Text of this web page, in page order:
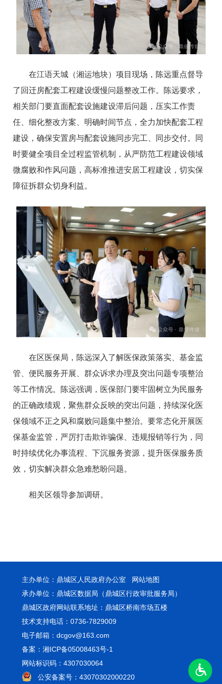
在江语天城（湘运地块）项目现场，陈远重点督导
了回迁房配套工程建设缓慢问题整改工作。陈远要求，
相关部门要直面配套设施建设滞后问题，压实工作责
任、细化整改方案、明确时间节点，全力加快配套工程
建设，确保安置房与配套设施同步完工、同步交付。同
时要健全项目全过程监管机制，从严防范工程建设领域
微腐败和作风问题，高标准推进安居工程建设，切实保
障征拆群众切身利益。
在区医保局，陈远深入了解医保政策落实、基金监
管、便民服务开展、群众诉求办理及突出问题专项整治
等工作情况。陈远强调，医保部门要牢固树立为民服务
的正确政绩观，聚焦群众反映的突出问题，持续深化医
保领域不正之风和腐败问题集中整治。要常态化开展医
保基金监管，严厉打击欺诈骗保、违规报销等行为，同
时持续优化办事流程、下沉服务资源，提升医保服务质
效，切实解决群众急难愁盼问题。
相关区领导参加调研。
主办单位：鼎城区人民政府办公室 网站地图
承办单位：鼎城区数据局（鼎城区行政审批服务局）
鼎城区政府网站联系地址：鼎城区桥南市场五楼
技术支持电话：0736-7829009
电子邮箱：dcgov@163.com
备案：湘ICP备05008463号-1
网站标识码：4307030064
公安备案号：43070302000220